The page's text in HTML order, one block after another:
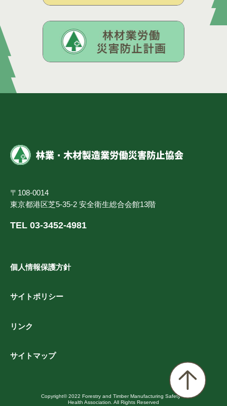
〒108-0014
東京都港区芝5-35-2 安全衛生総合会館13階
TEL 03-3452-4981
個人情報保護方針
サイトポリシー
リンク
サイトマップ
Copyright© 2022 Forestry and Timber Manufacturing Safety &
Health Association. All Rights Reserved